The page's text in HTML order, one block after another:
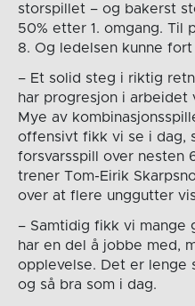
storspillet – og bakerst
50% etter 1. omgang. Til
8. Og ledelsen kunne
– Et solid steg i riktig
har progresjon i arbeidet
Mye av
offensivt fikk vi se i dag,
forsvarsspill over nesten
trener Tom-Eirik
over at flere unggutter
– Samtidig fikk vi mange
har en del å jobbe med,
opplevelse. Det er lenge
og så bra som i dag.